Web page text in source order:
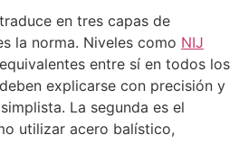
en tres capas de
la norma. Niveles como NIJ
entre sí en todos los
explicarse con precisión y
La segunda es el
utilizar acero balístico,